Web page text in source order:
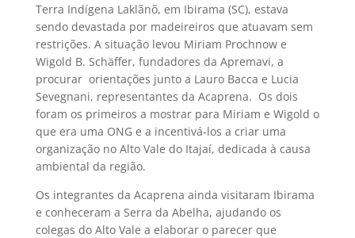
Terra Indígena Laklãnõ, em Ibirama (SC), estava
sendo devastada por madeireiros que atuavam sem
restrições. A situação levou Miriam Prochnow e
Wigold B. Schäffer, fundadores da Apremavi, a
procurar orientações junto a Lauro Bacca e Lucia
Sevegnani, representantes da Acaprena. Os dois
foram os primeiros a mostrar para Miriam e Wigold o
que era uma ONG e a incentivá-los a criar uma
organização no Alto Vale do Itajaí, dedicada à causa
ambiental da região.
Os integrantes da Acaprena ainda visitaram Ibirama
e conheceram a Serra da Abelha, ajudando os
colegas do Alto Vale a elaborar o parecer que